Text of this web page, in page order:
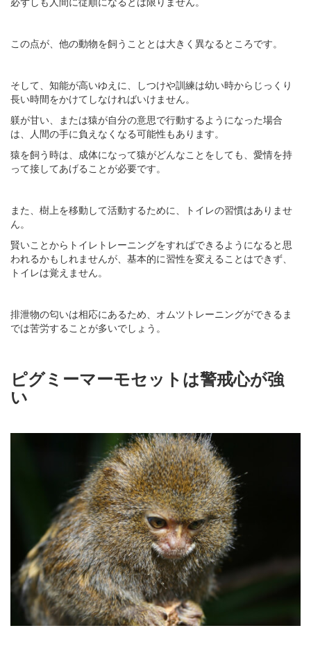
この点が、他の動物を飼うこととは大きく異なるところです。
そして、知能が高いゆえに、しつけや訓練は幼い時からじっくり
長い時間をかけてしなければいけません。
躾が甘い、または猿が自分の意思で行動するようになった場合
は、人間の手に負えなくなる可能性もあります。
猿を飼う時は、成体になって猿がどんなことをしても、愛情を持
って接してあげることが必要です。
また、樹上を移動して活動するために、トイレの習慣はありませ
ん。
賢いことからトイレトレーニングをすればできるようになると思
われるかもしれませんが、基本的に習性を変えることはできず、
トイレは覚えません。
排泄物の匂いは相応にあるため、オムツトレーニングができるま
では苦労することが多いでしょう。
ピグミーマーモセットは警戒心が強
い